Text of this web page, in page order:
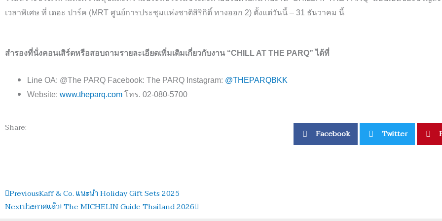
เวลาพิเศษ ที่ เดอะ ปาร์ค (MRT ศูนย์การประชุมแห่งชาติสิริกิติ์ ทางออก 2) ตั้งแต่วันนี้ – 31 ธันวาคม นี้
สำรองที่นั่งคอนเสิร์ตหรือสอบถามรายละเอียดเพิ่มเติมเกี่ยวกับงาน “CHILL AT THE PARQ”ได้ที่
Line OA: @The PARQ Facebook: The PARQ Instagram: @THEPARQBKK
Website: www.theparq.com โทร. 02-080-5700
Share: Facebook Twitter
Prev
PreviousKaff & Co. แนะนำ Holiday Gift Sets 2025
Nextประกาศแล้ว! The MICHELIN Guide Thailand 2026